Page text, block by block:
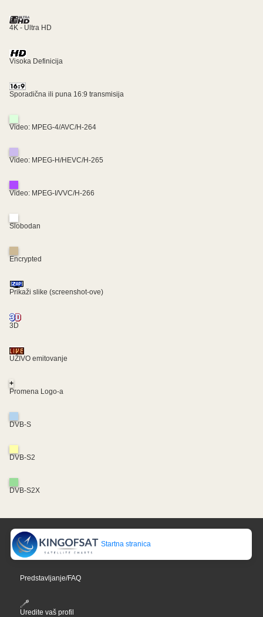
4K - Ultra HD
Visoka Definicija
Sporadična ili puna 16:9 transmisija
Video: MPEG-4/AVC/H-264
Video: MPEG-H/HEVC/H-265
Video: MPEG-I/VVC/H-266
Slobodan
Encrypted
Prikaži slike (screenshot-ove)
3D
UŽIVO emitovanje
+
Promena Logo-a
DVB-S
DVB-S2
DVB-S2X
Startna stranica
Predstavljanje/FAQ
Uredite vaš profil